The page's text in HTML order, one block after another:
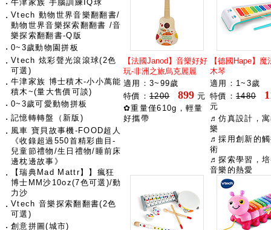
‧ 牛津家族 手腦訓練IQ球
‧ Vtech 動物世界音樂翻翻書/
動物世界音樂探索翻翻書 /音
樂探索翻翻書-Q版
‧ 0~3歲動物園拼板
‧ Vtech 炫彩聲光滾滾球(2色
可選)
‧ 牛津家族 博士積木-小小萬能
積木~(量大售價可談)
‧ 0~3歲可愛動物拼板
‧ 記憶轉轉盤（新版)
‧ 風車 寶貝故事機-FOOD超人
《收錄超過550首精彩曲目-
兒童節禮物/生日禮物/睡前床
邊枕邊故事》
‧
【瑞典Mad Mattr】】瘋狂
博士MM沙10oz(7色可選)/動
力沙
‧ Vtech 音樂探索翻翻書(2色
可選)
‧ 創意拼圖(城市)
【法國Janod】音樂好好
玩-非洲之旅烏克麗麗
適用：3~99歲
特價： 1200 899 元
✿重量僅610g，輕量
好攜帶
【德國Hape】魔
木琴
適用：1~3歲
特價： 1480
元
♬仿真設計，
樂
♬採用創新的
術
♬探索學習，
音樂的熱愛